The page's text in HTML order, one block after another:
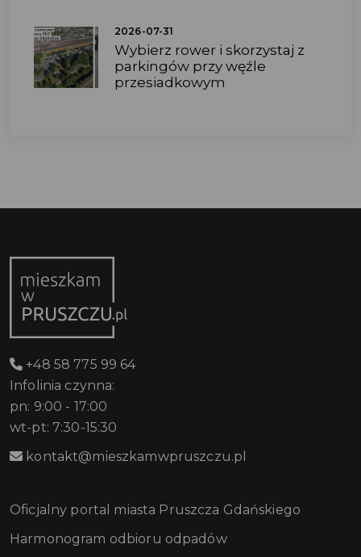
2026-07-31
Wybierz rower i skorzystaj z
parkingów przy węźle
przesiadkowym
+48 58 775 99 64
Infolinia czynna:
pn: 9:00 - 17:00
wt-pt: 7:30-15:30
kontakt@mieszkamwpruszczu.pl
Oficjalny portal miasta Pruszcza Gdańskiego
Harmonogram odbioru odpadów